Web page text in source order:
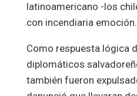
latinoamericano -los
con incendiaria emoción.
Como respuesta lógica
diplomáticos
también fueron